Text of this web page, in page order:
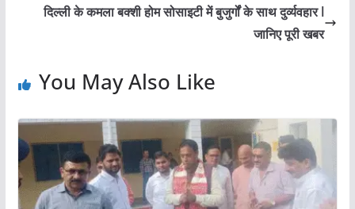
दिल्ली के कमला बक्शी होम सोसाइटी में बुजुर्गों के साथ दुर्व्यवहार l
जानिए पूरी खबर
You May Also Like